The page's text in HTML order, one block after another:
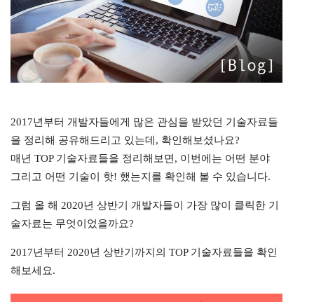
2017년부터 개발자들에게 많은 관심을 받았던 기술자료들
을 정리해 공유해드리고 있는데, 확인해보셨나요?
매년 TOP 기술자료들을 정리해보면, 이번에는 어떤 분야
그리고 어떤 기술이 핫! 했는지를 확인해 볼 수 있습니다.
그럼 올 해 2020년 상반기 개발자들이 가장 많이 클릭한 기
술자료는 무엇이었을까요?
2017년부터 2020년 상반기까지의 TOP 기술자료들을 확인
해보세요.